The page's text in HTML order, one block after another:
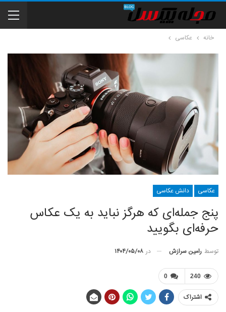
خانه عکاسی
عکاسی دانش عکاسی
پنج جمله‌ای که هرگز نباید به یک عکاس
حرفه‌ای بگویید
توسط رامین سرازش در ۱۴۰۴/۰۵/۰۸
0 240
اشتراک